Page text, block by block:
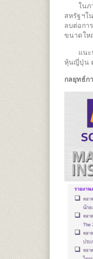
ในภาพ
สหรัฐฯใ
ลบต่อกา
ขนาดให
แนะนำ
หุ้นญี่ปุ่น
กลยุทธ์ก